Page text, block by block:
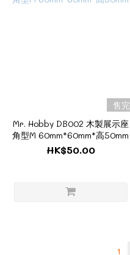
售完
Mr. Hobby DB002 木製展示座
角型M 60mm*60mm*高50mm
HK$50.00
1